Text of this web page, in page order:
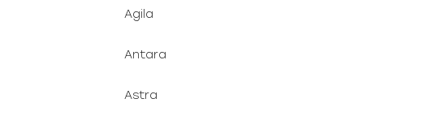
Agila
Antara
Astra